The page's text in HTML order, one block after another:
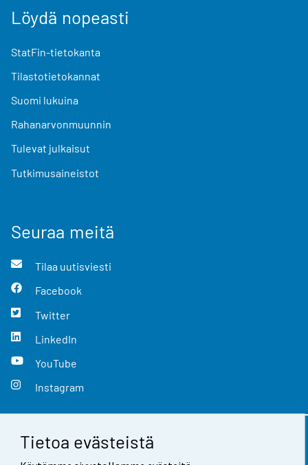
Tietoa evästeistä
Löydä nopeasti
StatFin-tietokanta
Tilastotietokannat
Suomi lukuina
Rahanarvonmuunnin
Tulevat julkaisut
Tutkimusaineistot
Seuraa meitä
Tilaa uutisviesti
Facebook
Twitter
LinkedIn
YouTube
Instagram
Yhteystiedot